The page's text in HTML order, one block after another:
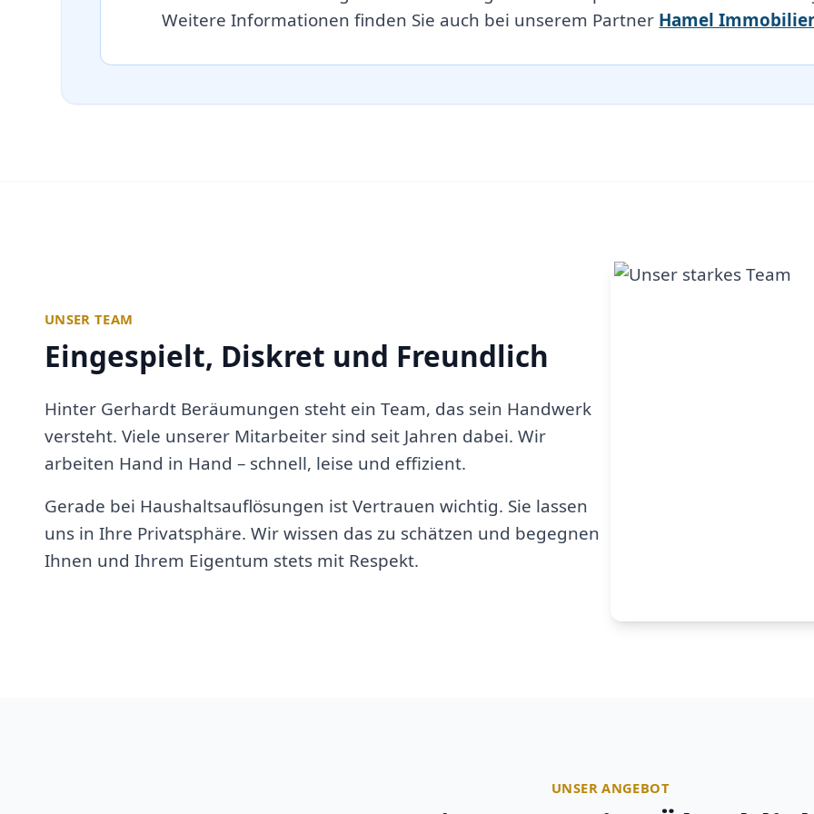
Weitere Informationen finden Sie auch bei unserem Partner Hamel
UNSER TEAM
Eingespielt, Diskret und Freundlich
Hinter Gerhardt Beräumungen steht ein Team, das sein Handwerk
versteht. Viele unserer Mitarbeiter sind seit Jahren dabei. Wir
arbeiten Hand in Hand – schnell, leise und effizient.
Gerade bei Haushaltsauflösungen ist Vertrauen wichtig. Sie lassen
uns in Ihre Privatsphäre. Wir wissen das zu schätzen und begegnen
Ihnen und Ihrem Eigentum stets mit Respekt.
UNSER ANGEBOT